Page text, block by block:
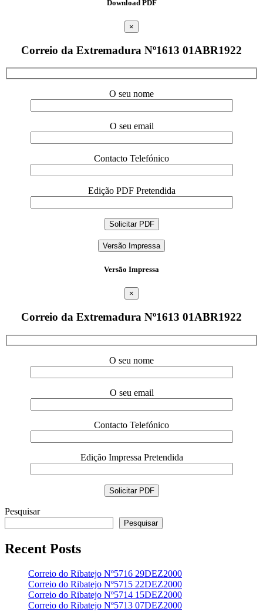
Download PDF
×
Correio da Extremadura Nº1613 01ABR1922
O seu nome
O seu email
Contacto Telefónico
Edição PDF Pretendida
Versão Impressa
Versão Impressa
×
Correio da Extremadura Nº1613 01ABR1922
O seu nome
O seu email
Contacto Telefónico
Edição Impressa Pretendida
Pesquisar
Pesquisar
Recent Posts
Correio do Ribatejo Nº5716 29DEZ2000
Correio do Ribatejo Nº5715 22DEZ2000
Correio do Ribatejo Nº5714 15DEZ2000
Correio do Ribatejo Nº5713 07DEZ2000